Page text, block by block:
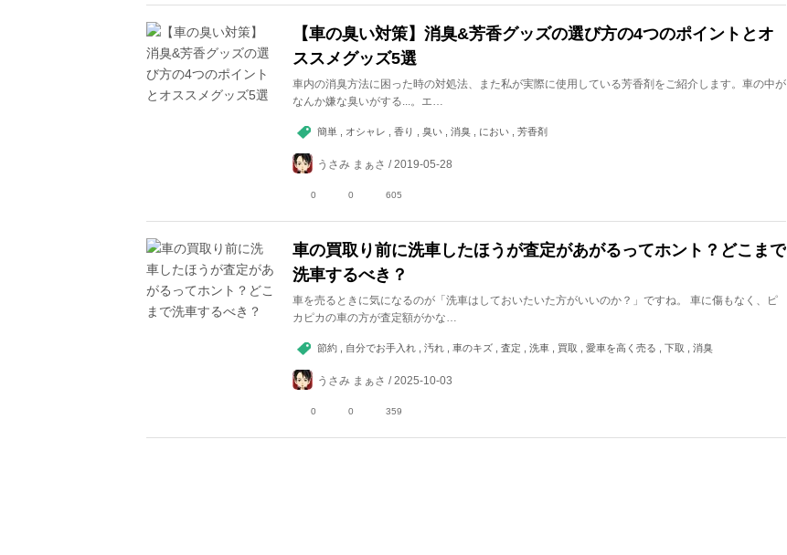
【車の臭い対策】消臭&芳香グッズの選び方の4つのポイントとオ
ススメグッズ5選
車内の消臭方法に困った時の対処法、また私が実際に使用している芳香剤をご紹介します。車の中が
なんか嫌な臭いがする...。エ…
簡単 , オシャレ , 香り , 臭い , 消臭 , におい , 芳香剤
うさみ まぁさ / 2019-05-28
0 0 605
車の買取り前に洗車したほうが査定があがるってホント？どこまで
洗車するべき？
車を売るときに気になるのが「洗車はしておいたいた方がいいのか？」ですね。 車に傷もなく、ピ
カピカの車の方が査定額がかな…
節約 , 自分でお手入れ , 汚れ , 車のキズ , 査定 , 洗車 , 買取 , 愛車を高く売る , 下取 , 消臭
うさみ まぁさ / 2025-10-03
0 0 359